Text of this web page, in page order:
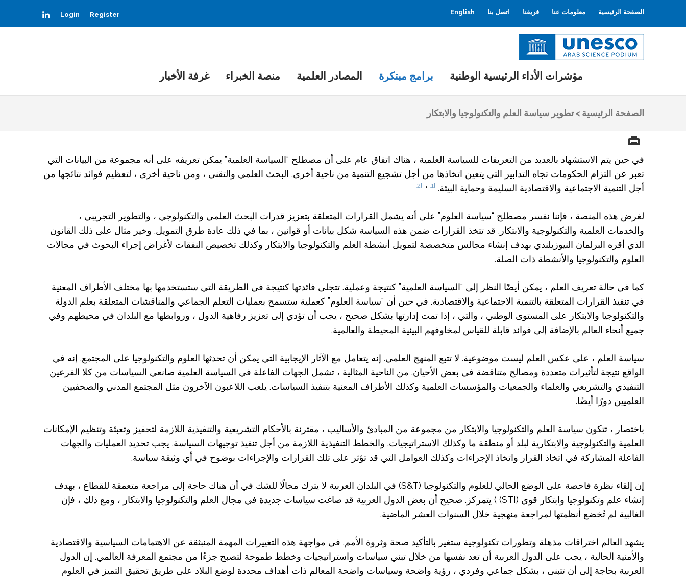
الصفحة الرئيسية معلومات عنا فريقنا اتصل بنا English
Register
Login
اليونسكو
المنصة العربية للعلوم
مؤشرات الأداء الرئيسية الوطنية برامج مبتكرة المصادر العلمية منصة الخبراء غرفة الأخبار
الصفحة الرئيسية >تطوير سياسة العلم والتكنولوجيا والابتكار
في حين يتم الاستشهاد بالعديد من التعريفات للسياسة العلمية ، هناك اتفاق عام على أن مصطلح “السياسة العلمية” يمكن تعريفه على أنه مجموعة من البيانات التي
تعبر عن التزام الحكومات تجاه التدابير التي يتعين اتخاذها من أجل تشجيع التنمية من ناحية أخرى. البحث العلمي والتقني ، ومن ناحية أخرى ، لتعظيم فوائد نتائجها من
أجل التنمية الاجتماعية والاقتصادية السليمة وحماية البيئة. [1] ، [2]
لغرض هذه المنصة ، فإننا نفسر مصطلح “سياسة العلوم” على أنه يشمل القرارات المتعلقة بتعزيز قدرات البحث العلمي والتكنولوجي ، والتطوير التجريبي ،
والخدمات العلمية والتكنولوجية والابتكار. قد تتخذ القرارات ضمن هذه السياسة شكل بيانات أو قوانين ، بما في ذلك عادة طرق التمويل. وخير مثال على ذلك القانون
الذي أقره البرلمان النيوزيلندي بهدف إنشاء مجالس متخصصة لتمويل أنشطة العلم والتكنولوجيا والابتكار وكذلك تخصيص النفقات لأغراض إجراء البحوث في مجالات
العلوم والتكنولوجيا والأنشطة ذات الصلة.
كما في حالة تعريف العلم ، يمكن أيضًا النظر إلى “السياسة العلمية” كنتيجة وعملية. تتجلى فائدتها كنتيجة في الطريقة التي ستستخدمها بها مختلف الأطراف المعنية
في تنفيذ القرارات المتعلقة بالتنمية الاجتماعية والاقتصادية. في حين أن “سياسة العلوم” كعملية ستسمح بعمليات التعلم الجماعي والمناقشات المتعلقة بعلم الدولة
والتكنولوجيا والابتكار على المستوى الوطني ، والتي ، إذا تمت إدارتها بشكل صحيح ، يجب أن تؤدي إلى تعزيز رفاهية الدول ، وروابطها مع البلدان في محيطهم وفي
جميع أنحاء العالم بالإضافة إلى فوائد قابلة للقياس لمخاوفهم البيئية المحيطة والعالمية.
سياسة العلم ، على عكس العلم ليست موضوعية. لا تتبع المنهج العلمي. إنه يتعامل مع الآثار الإيجابية التي يمكن أن تحدثها العلوم والتكنولوجيا على المجتمع. إنه في
الواقع نتيجة لتأثيرات متعددة ومصالح متناقضة في بعض الأحيان. من الناحية المثالية ، تشمل الجهات الفاعلة في السياسة العلمية صانعي السياسات من كلا الفرعين
التنفيذي والتشريعي والعلماء والجمعيات والمؤسسات العلمية وكذلك الأطراف المعنية بتنفيذ السياسات. يلعب اللاعبون الآخرون مثل المجتمع المدني والصحفيين
العلميين دورًا أيضًا.
باختصار ، تتكون سياسة العلم والتكنولوجيا والابتكار من مجموعة من المبادئ والأساليب ، مقترنة بالأحكام التشريعية والتنفيذية اللازمة لتحفيز وتعبئة وتنظيم الإمكانات
العلمية والتكنولوجية والابتكارية لبلد أو منطقة ما وكذلك الاستراتيجيات. والخطط التنفيذية اللازمة من أجل تنفيذ توجيهات السياسة. يجب تحديد العمليات والجهات
الفاعلة المشاركة في اتخاذ القرار واتخاذ الإجراءات وكذلك العوامل التي قد تؤثر على تلك القرارات والإجراءات بوضوح في أي وثيقة سياسة.
إن إلقاء نظرة فاحصة على الوضع الحالي للعلوم والتكنولوجيا (S&T) في البلدان العربية لا يترك مجالًا للشك في أن هناك حاجة إلى مراجعة متعمقة للقطاع ، بهدف
إنشاء علم وتكنولوجيا وابتكار قوي (STI) ) يتمركز. صحيح أن بعض الدول العربية قد صاغت سياسات جديدة في مجال العلم والتكنولوجيا والابتكار ، ومع ذلك ، فإن
الغالبية لم تُخضع أنظمتها لمراجعة منهجية خلال السنوات العشر الماضية.
يشهد العالم اختراقات مذهلة وتطورات تكنولوجية ستغير بالتأكيد صحة وثروة الأمم. في مواجهة هذه التغييرات المهمة المنبثقة عن الاهتمامات السياسية والاقتصادية
والأمنية الحالية ، يجب على الدول العربية أن تعد نفسها من خلال تبني سياسات واستراتيجيات وخطط طموحة لتصبح جزءًا من مجتمع المعرفة العالمي. إن الدول
العربية بحاجة إلى أن تتبنى ، بشكل جماعي وفردي ، رؤية واضحة وسياسات واضحة المعالم ذات أهداف محددة لوضع البلاد على طريق تحقيق التميز في العلوم